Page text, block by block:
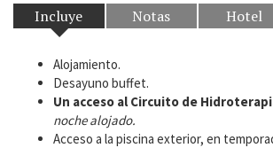
Incluye Notas Hotel
Alojamiento.
Desayuno buffet.
Un acceso al Circuito de
noche alojado.
Acceso a la piscina exterior, en